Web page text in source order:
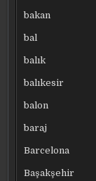
bakan
bal
balık
balıkesir
balon
baraj
Barcelona
Başakşehir